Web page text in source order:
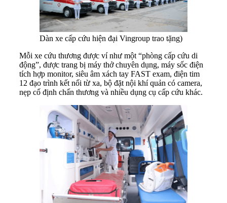
Dàn xe cấp cứu hiện đại Vingroup trao tặng)
Mỗi xe cứu thương được ví như một “phòng cấp cứu di
động”, được trang bị máy thở chuyên dụng, máy sốc điện
tích hợp monitor, siêu âm xách tay FAST exam, điện tim
12 đạo trình kết nối từ xa, bộ đặt nội khí quản có camera,
nẹp cố định chấn thương và nhiều dụng cụ cấp cứu khác.